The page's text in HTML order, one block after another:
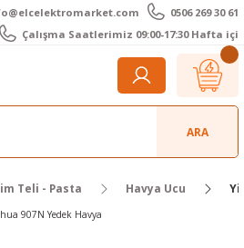
0506 269 30 61
Çalışma Saatlerimiz 09:00-17:30 Hafta içi
ARA
Teli - Pasta Havya Ucu